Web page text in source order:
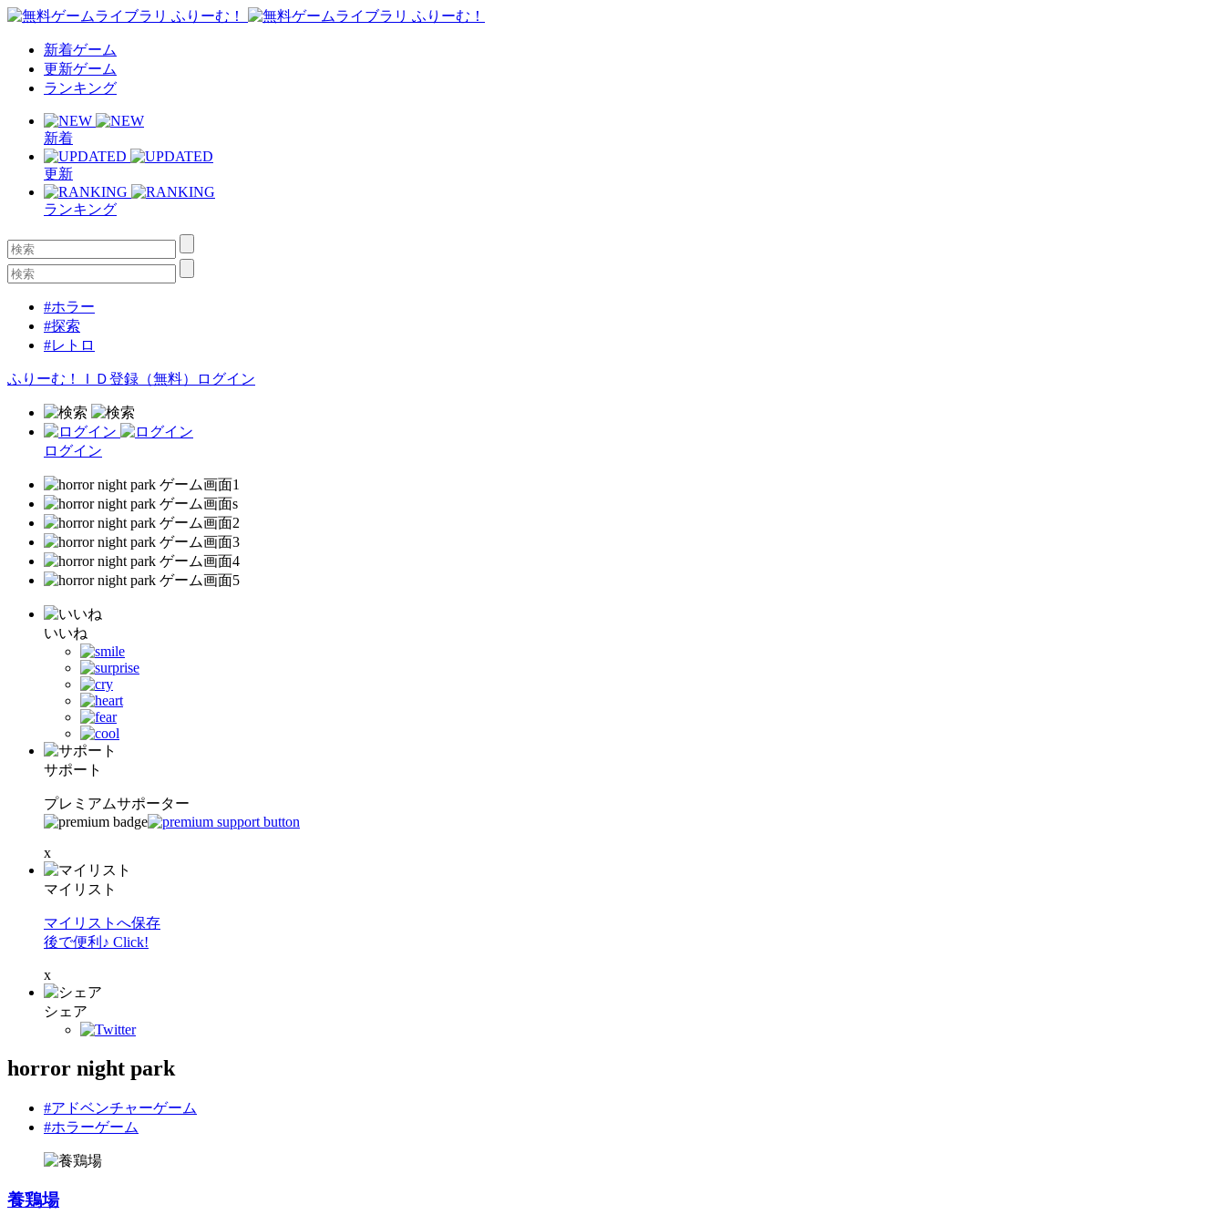
新着ゲーム
更新ゲーム
ランキング
新着
更新
ランキング
#ホラー
#探索
#レトロ
ふりーむ！ＩＤ登録（無料） ログイン
ログイン
いいね
サポート
プレミアムサポーター
x
マイリスト
マイリストへ保存
後で便利♪ Click!
x
シェア
horror night park
#アドベンチャーゲーム
#ホラーゲーム
養鶏場